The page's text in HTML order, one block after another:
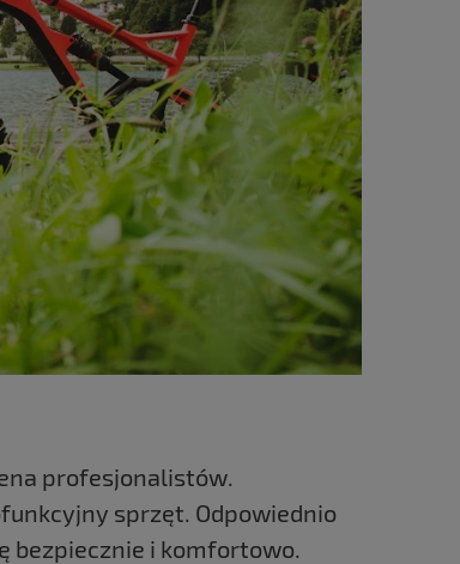
profesjonalistów.
sprzęt. Odpowiednio
bezpiecznie i komfortowo.